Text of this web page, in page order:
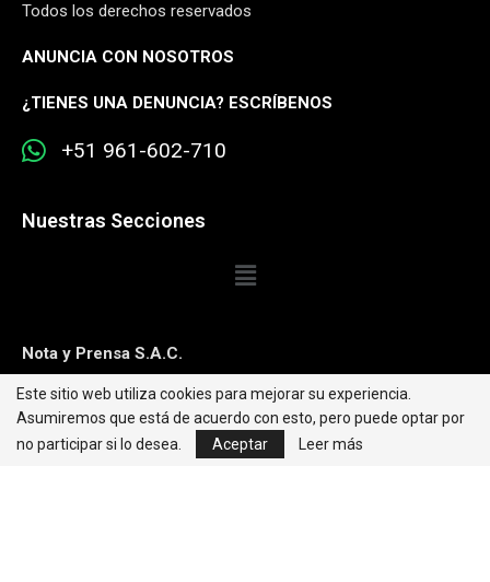
Todos los derechos reservados
ANUNCIA CON NOSOTROS
¿TIENES UNA DENUNCIA? ESCRÍBENOS
+51 961-602-710
Nuestras Secciones
Nota y Prensa S.A.C.
Contacto:editorweb@caretas.com.pe
Síguenos:
Este sitio web utiliza cookies para mejorar su experiencia.
Asumiremos que está de acuerdo con esto, pero puede optar por
no participar si lo desea.
Aceptar Leer más